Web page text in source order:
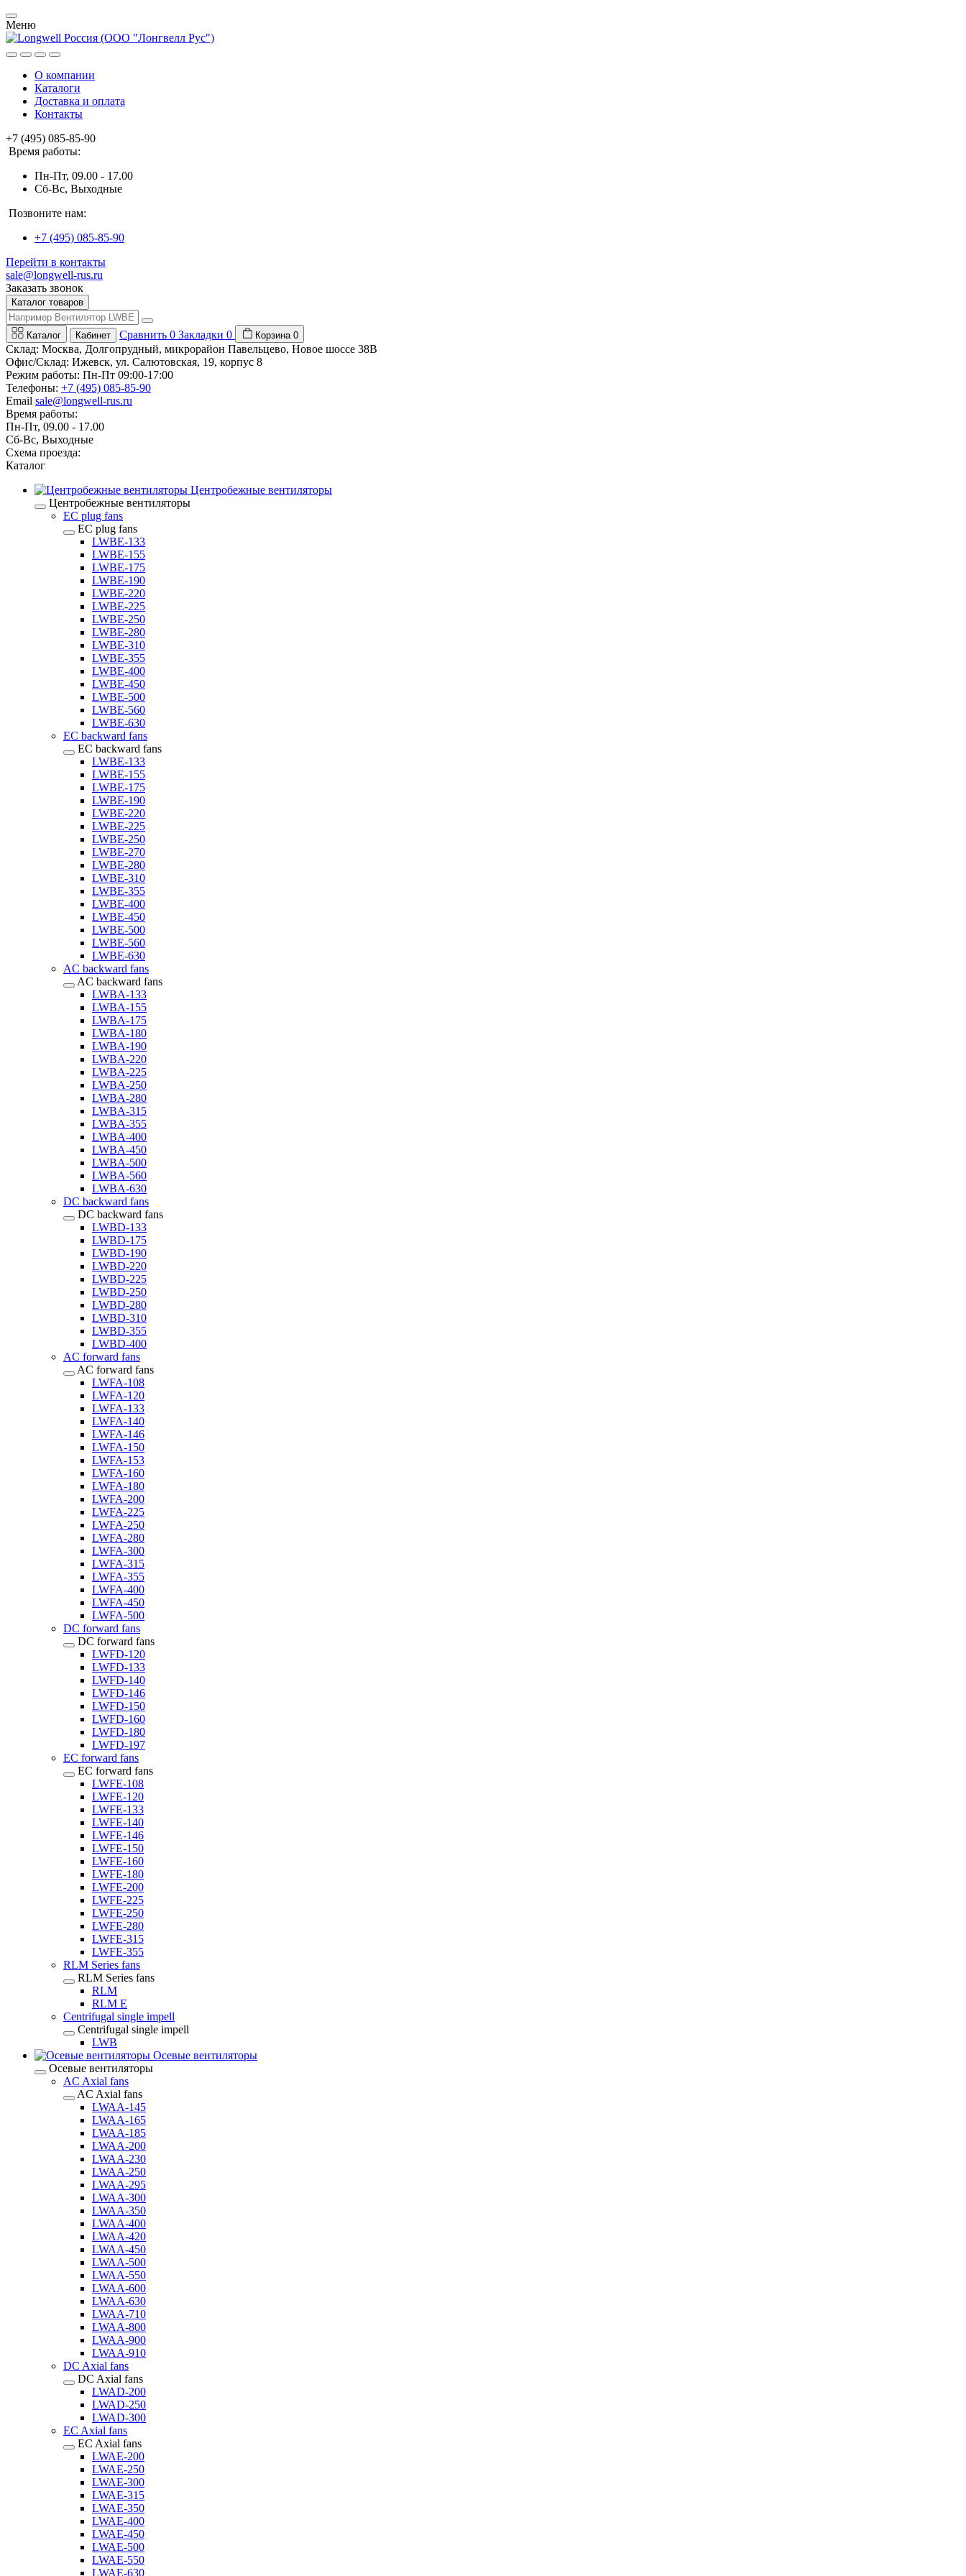
Меню
О компании
Каталоги
Доставка и оплата
Контакты
+7 (495) 085-85-90
Время работы:
Пн-Пт, 09.00 - 17.00
Сб-Вс, Выходные
Позвоните нам:
+7 (495) 085-85-90
Перейти в контакты
sale@longwell-rus.ru
Заказать звонок
Каталог товаров
Каталог Кабинет Сравнить 0 Закладки 0 Корзина 0
Склад: Москва, Долгопрудный, микрорайон Павельцево, Новое шоссе 38В
Офис/Склад: Ижевск, ул. Салютовская, 19, корпус 8
Режим работы: Пн-Пт 09:00-17:00
Телефоны: +7 (495) 085-85-90
Email sale@longwell-rus.ru
Время работы:
Пн-Пт, 09.00 - 17.00
Сб-Вс, Выходные
Схема проезда:
Каталог
Центробежные вентиляторы
Центробежные вентиляторы
EC plug fans
EC plug fans
LWBE-133
LWBE-155
LWBE-175
LWBE-190
LWBE-220
LWBE-225
LWBE-250
LWBE-280
LWBE-310
LWBE-355
LWBE-400
LWBE-450
LWBE-500
LWBE-560
LWBE-630
EC backward fans
EC backward fans
LWBE-133
LWBE-155
LWBE-175
LWBE-190
LWBE-220
LWBE-225
LWBE-250
LWBE-270
LWBE-280
LWBE-310
LWBE-355
LWBE-400
LWBE-450
LWBE-500
LWBE-560
LWBE-630
AC backward fans
AC backward fans
LWBA-133
LWBA-155
LWBA-175
LWBA-180
LWBA-190
LWBA-220
LWBA-225
LWBA-250
LWBA-280
LWBA-315
LWBA-355
LWBA-400
LWBA-450
LWBA-500
LWBA-560
LWBA-630
DC backward fans
DC backward fans
LWBD-133
LWBD-175
LWBD-190
LWBD-220
LWBD-225
LWBD-250
LWBD-280
LWBD-310
LWBD-355
LWBD-400
AC forward fans
AC forward fans
LWFA-108
LWFA-120
LWFA-133
LWFA-140
LWFA-146
LWFA-150
LWFA-153
LWFA-160
LWFA-180
LWFA-200
LWFA-225
LWFA-250
LWFA-280
LWFA-300
LWFA-315
LWFA-355
LWFA-400
LWFA-450
LWFA-500
DC forward fans
DC forward fans
LWFD-120
LWFD-133
LWFD-140
LWFD-146
LWFD-150
LWFD-160
LWFD-180
LWFD-197
EC forward fans
EC forward fans
LWFE-108
LWFE-120
LWFE-133
LWFE-140
LWFE-146
LWFE-150
LWFE-160
LWFE-180
LWFE-200
LWFE-225
LWFE-250
LWFE-280
LWFE-315
LWFE-355
RLM Series fans
RLM Series fans
RLM
RLM E
Centrifugal single impell
Centrifugal single impell
LWB
Осевые вентиляторы
Осевые вентиляторы
AC Axial fans
AC Axial fans
LWAA-145
LWAA-165
LWAA-185
LWAA-200
LWAA-230
LWAA-250
LWAA-295
LWAA-300
LWAA-350
LWAA-400
LWAA-420
LWAA-450
LWAA-500
LWAA-550
LWAA-600
LWAA-630
LWAA-710
LWAA-800
LWAA-900
LWAA-910
DC Axial fans
DC Axial fans
LWAD-200
LWAD-250
LWAD-300
EC Axial fans
EC Axial fans
LWAE-200
LWAE-250
LWAE-300
LWAE-315
LWAE-350
LWAE-400
LWAE-450
LWAE-500
LWAE-550
LWAE-630